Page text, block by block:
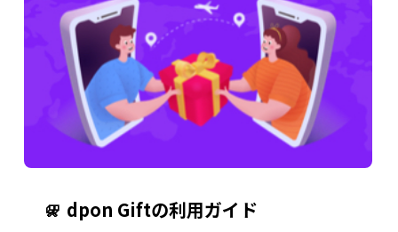
dpon Giftの利用ガイド